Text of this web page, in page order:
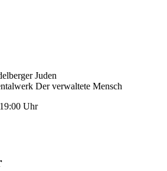
Juden
Der verwaltete Mensch
Uhr